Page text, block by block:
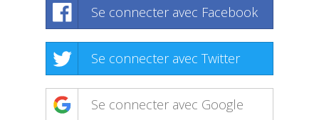
Se connecter avec Facebook
Se connecter avec Twitter
Se connecter avec Google